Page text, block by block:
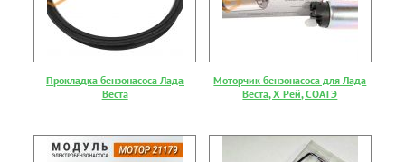
Прокладка бензонасоса Лада
Веста
Моторчик бензонасоса для Лада
Веста, Х Рей, СОАТЭ